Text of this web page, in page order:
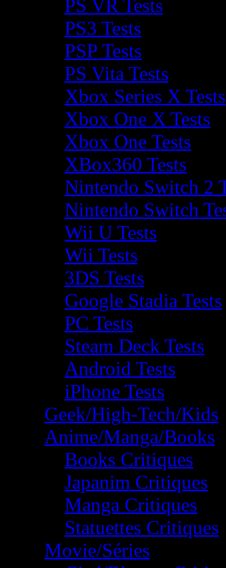
PS VR Tests
PS3 Tests
PSP Tests
PS Vita Tests
Xbox Series X Tests
Xbox One X Tests
Xbox One Tests
XBox360 Tests
Nintendo Switch 2
Nintendo Switch
Wii U Tests
Wii Tests
3DS Tests
Google Stadia Tests
PC Tests
Steam Deck Tests
Android Tests
iPhone Tests
Geek/High-Tech/Kids
Anime/Manga/Books
Books Critiques
Japanim Critiques
Manga Critiques
Statuettes Critiques
Movie/Séries